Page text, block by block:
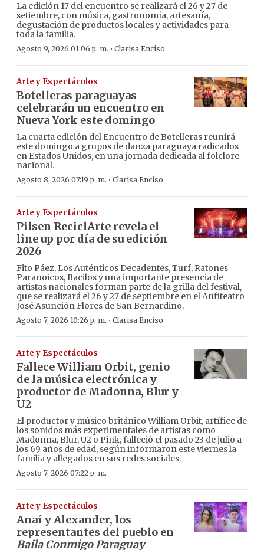
La edición 17 del encuentro se realizará el 26 y 27 de
setiembre, con música, gastronomía, artesanía,
degustación de productos locales y actividades para
toda la familia.
Agosto 9, 2026 01:06 p. m. · Clarisa Enciso
Arte y Espectáculos
Botelleras paraguayas
celebrarán un encuentro en
Nueva York este domingo
La cuarta edición del Encuentro de Botelleras reunirá
este domingo a grupos de danza paraguaya radicados
en Estados Unidos, en una jornada dedicada al folclore
nacional.
Agosto 8, 2026 07:19 p. m. · Clarisa Enciso
Arte y Espectáculos
Pilsen ReciclArte revela el
line up por día de su edición
2026
Fito Páez, Los Auténticos Decadentes, Turf, Ratones
Paranoicos, Bacilos y una importante presencia de
artistas nacionales forman parte de la grilla del festival,
que se realizará el 26 y 27 de septiembre en el Anfiteatro
José Asunción Flores de San Bernardino.
Agosto 7, 2026 10:26 p. m. · Clarisa Enciso
Arte y Espectáculos
Fallece William Orbit, genio
de la música electrónica y
productor de Madonna, Blur y
U2
El productor y músico británico William Orbit, artífice de
los sonidos más experimentales de artistas como
Madonna, Blur, U2 o Pink, falleció el pasado 23 de julio a
los 69 años de edad, según informaron este viernes la
familia y allegados en sus redes sociales.
Agosto 7, 2026 07:22 p. m.
Arte y Espectáculos
Anaí y Alexander, los
representantes del pueblo en
Baila Conmigo Paraguay